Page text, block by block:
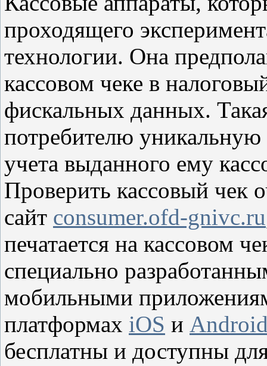
проходящего
технологии. Она
кассовом чеке в
фискальных данных.
потребителю
учета выданного ему
Проверить кассовый чек
сайт consumer.ofd-gnivc.ru
печатается на кассовом
специально
мобильными
платформах iOS и
бесплатны и доступны